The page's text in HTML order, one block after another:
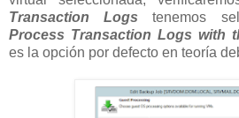
Transaction Logs tenemos
Process Transaction Logs with
es la opción por defecto en teoría